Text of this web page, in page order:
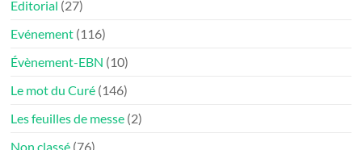
Editorial (27)
Evénement (116)
Évènement-EBN (10)
Le mot du Curé (146)
Les feuilles de messe (2)
Non classé (76)